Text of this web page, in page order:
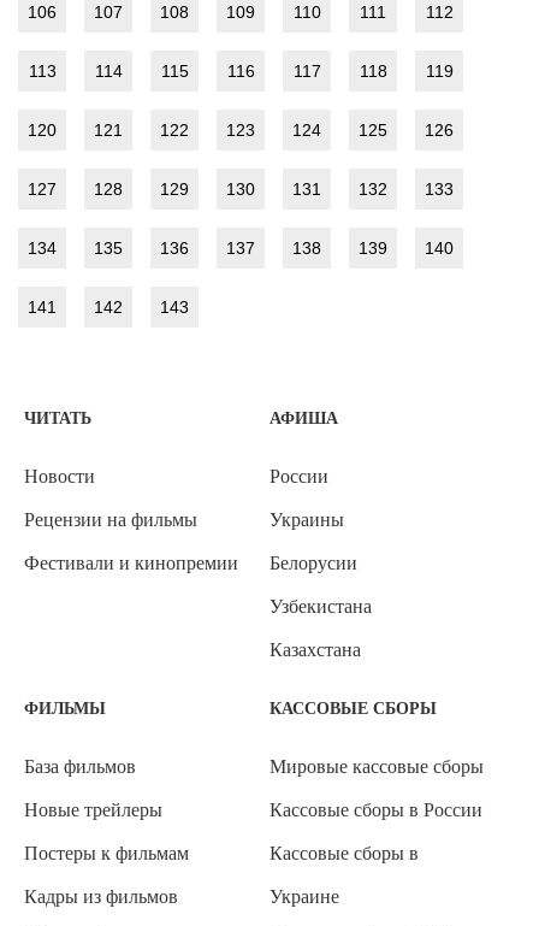
106 107 108 109 110 111 112
113 114 115 116 117 118 119
120 121 122 123 124 125 126
127 128 129 130 131 132 133
134 135 136 137 138 139 140
141 142 143
ЧИТАТЬ
Новости
Рецензии на фильмы
Фестивали и кинопремии
АФИША
России
Украины
Белорусии
Узбекистана
Казахстана
ФИЛЬМЫ
База фильмов
Новые трейлеры
Постеры к фильмам
Кадры из фильмов
КАССОВЫЕ СБОРЫ
Мировые кассовые сборы
Кассовые сборы в России
Кассовые сборы в
Украине